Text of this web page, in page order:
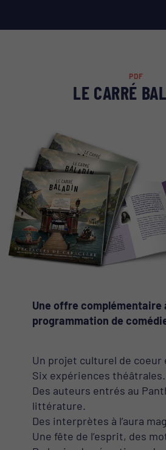
PDF
LE CARRÉ
Une offre complémentaire
programmation de
Un projet culturel de coeur
Six expériences théâtrales.
Des auteurs entrés au
littérature.
Des interprètes à l’aura
Une fête de l’esprit, des